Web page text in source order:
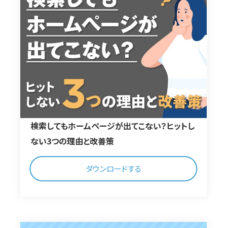
検索してもホームページが出てこない？ヒットし
ない3つの理由と改善策
ダウンロードする